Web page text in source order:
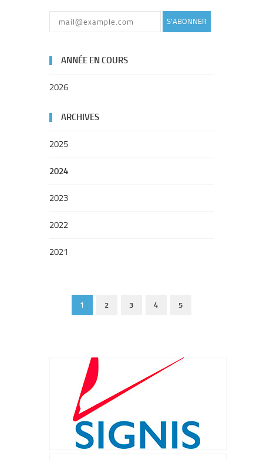
S'ABONNER
ANNÉE EN COURS
2026
ARCHIVES
2025
2024
2023
2022
2021
1 2 3 4 5